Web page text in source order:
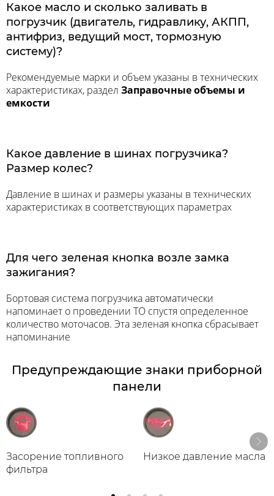
Какое масло и сколько заливать в
погрузчик (двигатель, гидравлику, АКПП,
антифриз, ведущий мост, тормозную
систему)?
Рекомендуемые марки и объем указаны в технических
характеристиках, раздел Заправочные объемы и
емкости
Какое давление в шинах погрузчика?
Размер колес?
Давление в шинах и размеры указаны в технических
характеристиках в соответствующих параметрах
Для чего зеленая кнопка возле замка
зажигания?
Бортовая система погрузчика автоматически
напоминает о проведении ТО спустя определенное
количество моточасов. Эта зеленая кнопка сбрасывает
напоминание
Предупреждающие знаки приборной
панели
Засорение топливного
фильтра
Низкое давление масла